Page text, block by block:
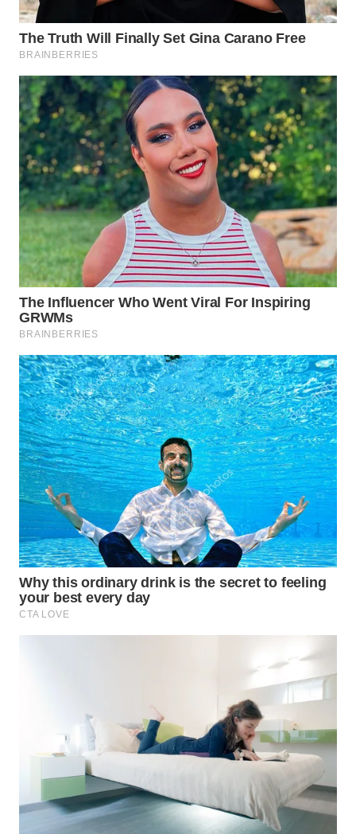
TAPANULI
TENGAH
SERDANG
WN
TEBING
TINGGI
WN
PAKPAK
WN
KARAWANG
WN
BEKASI
WN
BOGOR
WN
DEPOK
WN
TAPANULI
UTARA
WN
SAMOSIR
WN
CIANJUR
WN